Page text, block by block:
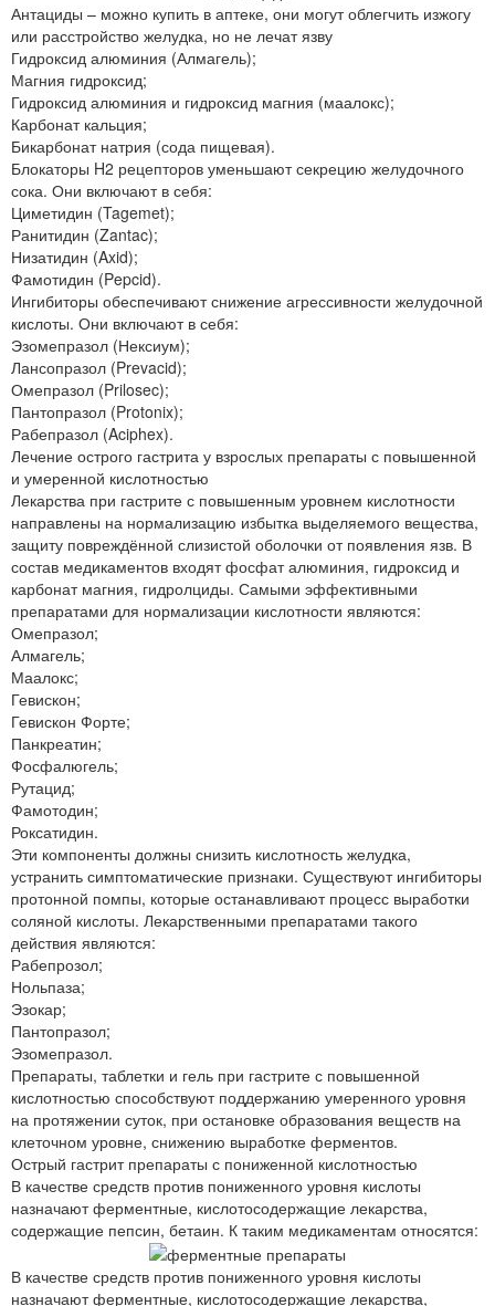
Антациды – можно купить в аптеке, они могут облегчить изжогу
или расстройство желудка, но не лечат язву
Гидроксид алюминия (Алмагель);
Магния гидроксид;
Гидроксид алюминия и гидроксид магния (маалокс);
Карбонат кальция;
Бикарбонат натрия (сода пищевая).
Блокаторы H2 рецепторов уменьшают секрецию желудочного
сока. Они включают в себя:
Циметидин (Tagemet);
Ранитидин (Zantac);
Низатидин (Axid);
Фамотидин (Pepcid).
Ингибиторы обеспечивают снижение агрессивности желудочной
кислоты. Они включают в себя:
Эзомепразол (Нексиум);
Лансопразол (Prevacid);
Омепразол (Prilosec);
Пантопразол (Protonix);
Рабепразол (Aciphex).
Лечение острого гастрита у взрослых препараты с повышенной
и умеренной кислотностью
Лекарства при гастрите с повышенным уровнем кислотности
направлены на нормализацию избытка выделяемого вещества,
защиту повреждённой слизистой оболочки от появления язв. В
состав медикаментов входят фосфат алюминия, гидроксид и
карбонат магния, гидролциды. Самыми эффективными
препаратами для нормализации кислотности являются:
Омепразол;
Алмагель;
Маалокс;
Гевискон;
Гевискон Форте;
Панкреатин;
Фосфалюгель;
Рутацид;
Фамотодин;
Роксатидин.
Эти компоненты должны снизить кислотность желудка,
устранить симптоматические признаки. Существуют ингибиторы
протонной помпы, которые останавливают процесс выработки
соляной кислоты. Лекарственными препаратами такого
действия являются:
Рабепрозол;
Нольпаза;
Эзокар;
Пантопразол;
Эзомепразол.
Препараты, таблетки и гель при гастрите с повышенной
кислотностью способствуют поддержанию умеренного уровня
на протяжении суток, при остановке образования веществ на
клеточном уровне, снижению выработке ферментов.
Острый гастрит препараты с пониженной кислотностью
В качестве средств против пониженного уровня кислоты
назначают ферментные, кислотосодержащие лекарства,
содержащие пепсин, бетаин. К таким медикаментам относятся:
В качестве средств против пониженного уровня кислоты
назначают ферментные, кислотосодержащие лекарства,